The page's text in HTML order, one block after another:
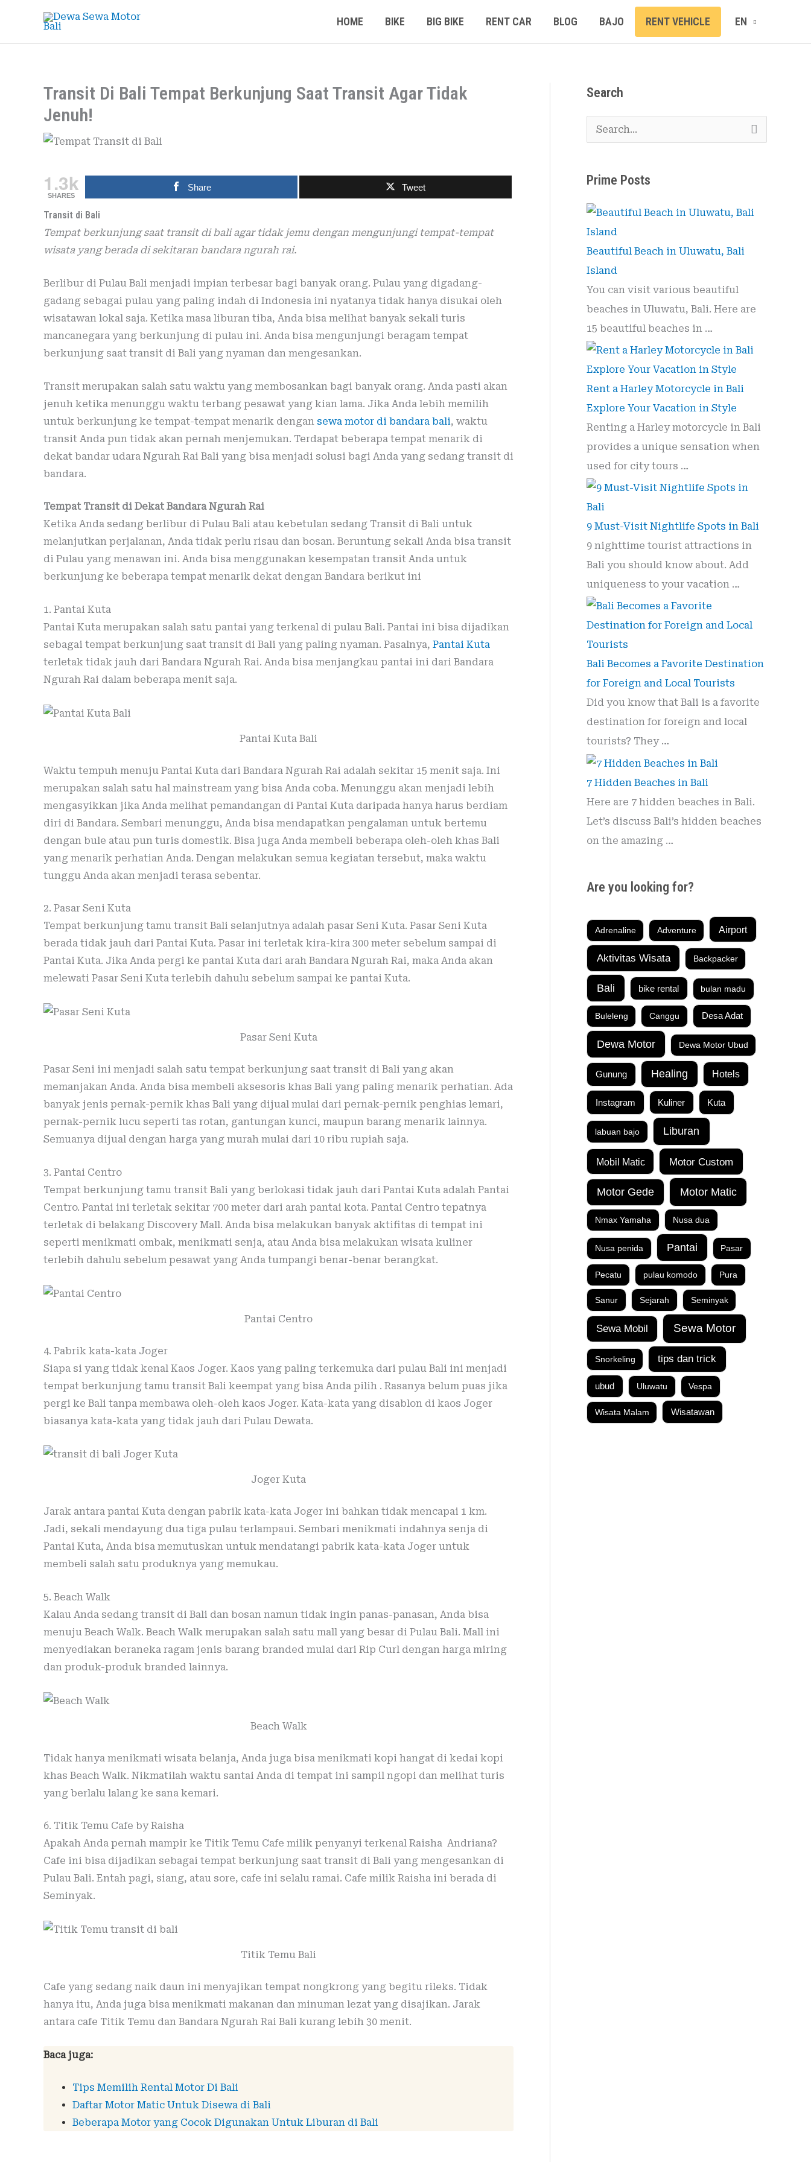
content
HOME BIKE BIG BIKE RENT CAR BLOG BAJO RENT VEHICLE EN
Transit Di Bali Tempat Berkunjung Saat Transit Agar Tidak
Jenuh!
1.3k
SHARES
Share Tweet
Transit di Bali
Tempat berkunjung saat transit di bali agar tidak jemu dengan mengunjungi tempat-tempat
wisata yang berada di sekitaran bandara ngurah rai.
Berlibur di Pulau Bali menjadi impian terbesar bagi banyak orang. Pulau yang digadang-
gadang sebagai pulau yang paling indah di Indonesia ini nyatanya tidak hanya disukai oleh
wisatawan lokal saja. Ketika masa liburan tiba, Anda bisa melihat banyak sekali turis
mancanegara yang berkunjung di pulau ini. Anda bisa mengunjungi beragam tempat
berkunjung saat transit di Bali yang nyaman dan mengesankan.
Transit merupakan salah satu waktu yang membosankan bagi banyak orang. Anda pasti akan
jenuh ketika menunggu waktu terbang pesawat yang kian lama. Jika Anda lebih memilih
untuk berkunjung ke tempat-tempat menarik dengan sewa motor di bandara bali, waktu
transit Anda pun tidak akan pernah menjemukan. Terdapat beberapa tempat menarik di
dekat bandar udara Ngurah Rai Bali yang bisa menjadi solusi bagi Anda yang sedang transit di
bandara.
Tempat Transit di Dekat Bandara Ngurah Rai
Ketika Anda sedang berlibur di Pulau Bali atau kebetulan sedang Transit di Bali untuk
melanjutkan perjalanan, Anda tidak perlu risau dan bosan. Beruntung sekali Anda bisa transit
di Pulau yang menawan ini. Anda bisa menggunakan kesempatan transit Anda untuk
berkunjung ke beberapa tempat menarik dekat dengan Bandara berikut ini
1. Pantai Kuta
Pantai Kuta merupakan salah satu pantai yang terkenal di pulau Bali. Pantai ini bisa dijadikan
sebagai tempat berkunjung saat transit di Bali yang paling nyaman. Pasalnya, Pantai Kuta
terletak tidak jauh dari Bandara Ngurah Rai. Anda bisa menjangkau pantai ini dari Bandara
Ngurah Rai dalam beberapa menit saja.
Pantai Kuta Bali
Waktu tempuh menuju Pantai Kuta dari Bandara Ngurah Rai adalah sekitar 15 menit saja. Ini
merupakan salah satu hal mainstream yang bisa Anda coba. Menunggu akan menjadi lebih
mengasyikkan jika Anda melihat pemandangan di Pantai Kuta daripada hanya harus berdiam
diri di Bandara. Sembari menunggu, Anda bisa mendapatkan pengalaman untuk bertemu
dengan bule atau pun turis domestik. Bisa juga Anda membeli beberapa oleh-oleh khas Bali
yang menarik perhatian Anda. Dengan melakukan semua kegiatan tersebut, maka waktu
tunggu Anda akan menjadi terasa sebentar.
2. Pasar Seni Kuta
Tempat berkunjung tamu transit Bali selanjutnya adalah pasar Seni Kuta. Pasar Seni Kuta
berada tidak jauh dari Pantai Kuta. Pasar ini terletak kira-kira 300 meter sebelum sampai di
Pantai Kuta. Jika Anda pergi ke pantai Kuta dari arah Bandara Ngurah Rai, maka Anda akan
melewati Pasar Seni Kuta terlebih dahulu sebelum sampai ke pantai Kuta.
Pasar Seni Kuta
Pasar Seni ini menjadi salah satu tempat berkunjung saat transit di Bali yang akan
memanjakan Anda. Anda bisa membeli aksesoris khas Bali yang paling menarik perhatian. Ada
banyak jenis pernak-pernik khas Bali yang dijual mulai dari pernak-pernik penghias lemari,
pernak-pernik lucu seperti tas rotan, gantungan kunci, maupun barang menarik lainnya.
Semuanya dijual dengan harga yang murah mulai dari 10 ribu rupiah saja.
3. Pantai Centro
Tempat berkunjung tamu transit Bali yang berlokasi tidak jauh dari Pantai Kuta adalah Pantai
Centro. Pantai ini terletak sekitar 700 meter dari arah pantai kota. Pantai Centro tepatnya
terletak di belakang Discovery Mall. Anda bisa melakukan banyak aktifitas di tempat ini
seperti menikmati ombak, menikmati senja, atau Anda bisa melakukan wisata kuliner
terlebih dahulu sebelum pesawat yang Anda tumpangi benar-benar berangkat.
Pantai Centro
4. Pabrik kata-kata Joger
Siapa si yang tidak kenal Kaos Joger. Kaos yang paling terkemuka dari pulau Bali ini menjadi
tempat berkunjung tamu transit Bali keempat yang bisa Anda pilih . Rasanya belum puas jika
pergi ke Bali tanpa membawa oleh-oleh kaos Joger. Kata-kata yang disablon di kaos Joger
biasanya kata-kata yang tidak jauh dari Pulau Dewata.
Joger Kuta
Jarak antara pantai Kuta dengan pabrik kata-kata Joger ini bahkan tidak mencapai 1 km.
Jadi, sekali mendayung dua tiga pulau terlampaui. Sembari menikmati indahnya senja di
Pantai Kuta, Anda bisa memutuskan untuk mendatangi pabrik kata-kata Joger untuk
membeli salah satu produknya yang memukau.
5. Beach Walk
Kalau Anda sedang transit di Bali dan bosan namun tidak ingin panas-panasan, Anda bisa
menuju Beach Walk. Beach Walk merupakan salah satu mall yang besar di Pulau Bali. Mall ini
menyediakan beraneka ragam jenis barang branded mulai dari Rip Curl dengan harga miring
dan produk-produk branded lainnya.
Beach Walk
Tidak hanya menikmati wisata belanja, Anda juga bisa menikmati kopi hangat di kedai kopi
khas Beach Walk. Nikmatilah waktu santai Anda di tempat ini sampil ngopi dan melihat turis
yang berlalu lalang ke sana kemari.
6. Titik Temu Cafe by Raisha
Apakah Anda pernah mampir ke Titik Temu Cafe milik penyanyi terkenal Raisha Andriana?
Cafe ini bisa dijadikan sebagai tempat berkunjung saat transit di Bali yang mengesankan di
Pulau Bali. Entah pagi, siang, atau sore, cafe ini selalu ramai. Cafe milik Raisha ini berada di
Seminyak.
Titik Temu Bali
Cafe yang sedang naik daun ini menyajikan tempat nongkrong yang begitu rileks. Tidak
hanya itu, Anda juga bisa menikmati makanan dan minuman lezat yang disajikan. Jarak
antara cafe Titik Temu dan Bandara Ngurah Rai Bali kurang lebih 30 menit.
Baca juga:
Tips Memilih Rental Motor Di Bali
Daftar Motor Matic Untuk Disewa di Bali
Beberapa Motor yang Cocok Digunakan Untuk Liburan di Bali
Search
c
h
f
o
r
:
Prime Posts
Beautiful Beach in Uluwatu, Bali
Island
You can visit various beautiful
beaches in Uluwatu, Bali. Here are
15 beautiful beaches in …
Rent a Harley Motorcycle in Bali
Explore Your Vacation in Style
Renting a Harley motorcycle in Bali
provides a unique sensation when
used for city tours …
9 Must-Visit Nightlife Spots in Bali
9 nighttime tourist attractions in
Bali you should know about. Add
uniqueness to your vacation …
Bali Becomes a Favorite Destination
for Foreign and Local Tourists
Did you know that Bali is a favorite
destination for foreign and local
tourists? They …
7 Hidden Beaches in Bali
Here are 7 hidden beaches in Bali.
Let’s discuss Bali’s hidden beaches
on the amazing …
Are you looking for?
Adrenaline Adventure Airport
Aktivitas Wisata Backpacker
Bali bike rental bulan madu
Buleleng Canggu Desa Adat
Dewa Motor Dewa Motor Ubud
Gunung Healing Hotels
Instagram Kuliner Kuta
labuan bajo Liburan
Mobil Matic Motor Custom
Motor Gede Motor Matic
Nmax Yamaha Nusa dua
Nusa penida Pantai Pasar
Pecatu pulau komodo Pura
Sanur Sejarah Seminyak
Sewa Mobil Sewa Motor
Snorkeling tips dan trick
ubud Uluwatu Vespa
Wisata Malam Wisatawan